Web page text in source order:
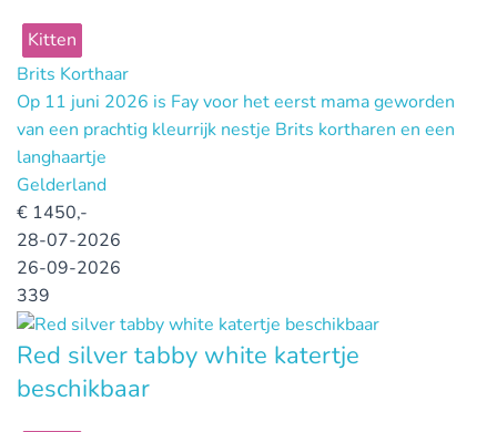
Kitten
Brits Korthaar
Op 11 juni 2026 is Fay voor het eerst mama geworden
van een prachtig kleurrijk nestje Brits kortharen en een
langhaartje
Gelderland
€ 1450,-
28-07-2026
26-09-2026
339
Red silver tabby white katertje
beschikbaar